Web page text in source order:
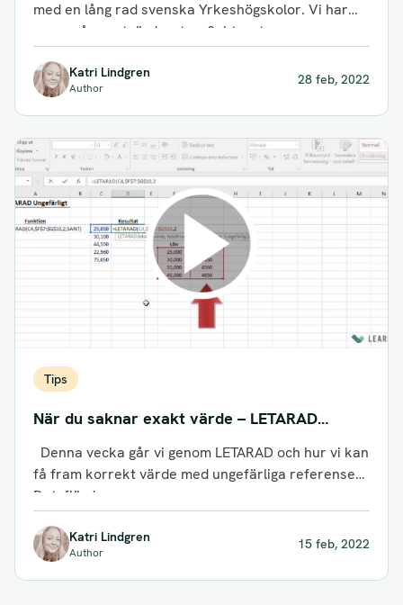
med en lång rad svenska Yrkeshögskolor. Vi har
genom åren utvärderat, reflekterat...
Katri Lindgren
Author
28 feb, 2022
Tips
När du saknar exakt värde – LETARAD
ungefärligt
Denna vecka går vi genom LETARAD och hur vi kan
få fram korrekt värde med ungefärliga referenser.
Det fjärde...
Katri Lindgren
Author
15 feb, 2022